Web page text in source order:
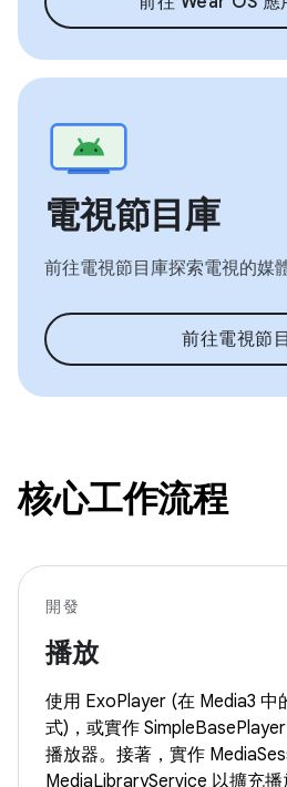
電視節目庫
前往電視節目庫探索電視的媒
前往電視節
核心工作流程
開發
播放
使用 ExoPlayer (在 Media3 中
式)，或實作
播放器。接著，實作
MediaLibraryService 以擴充播